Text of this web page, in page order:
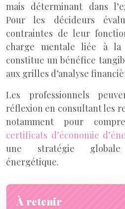
mais déterminant dans
Pour les décideurs
contraintes de leur
charge mentale liée à la
constitue un bénéfice
aux grilles d’analyse
Les professionnels
réflexion en consultant les
notamment pour
certificats d’économie
une stratégie
énergétique.
À retenir